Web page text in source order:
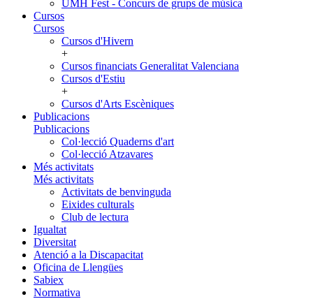
UMH Fest - Concurs de grups de música
Cursos
Cursos
Cursos d'Hivern
+
Cursos financiats Generalitat Valenciana
Cursos d'Estiu
+
Cursos d'Arts Escèniques
Publicacions
Publicacions
Col·lecció Quaderns d'art
Col·lecció Atzavares
Més activitats
Més activitats
Activitats de benvinguda
Eixides culturals
Club de lectura
Igualtat
Diversitat
Atenció a la Discapacitat
Oficina de Llengües
Sabiex
Normativa